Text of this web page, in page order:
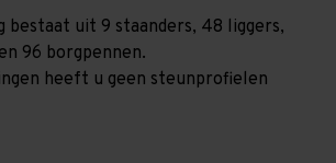
bestaat uit 9 staanders, 48 liggers,
96 borgpennen.
heeft u geen steunprofielen